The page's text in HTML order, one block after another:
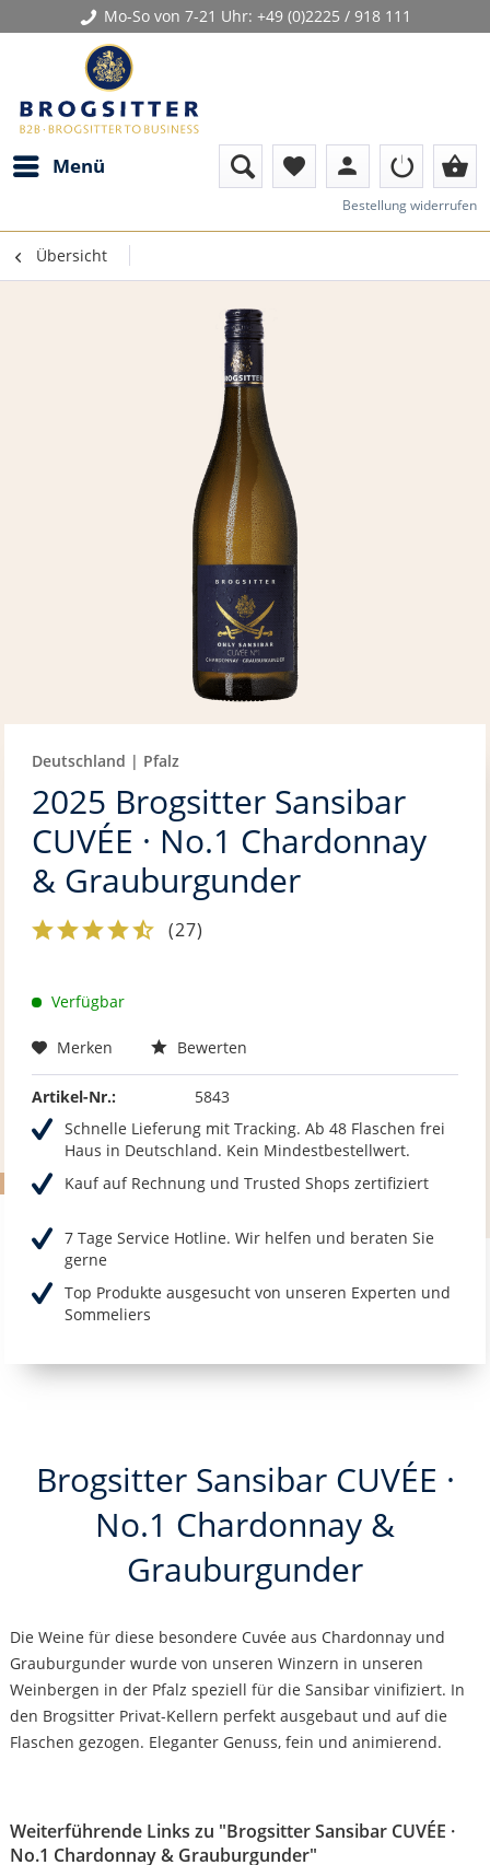
Mo-So von 7-21 Uhr: +49 (0)2225 / 918 111
Menü favorite person shopping_basket
Bestellung widerrufen
Übersicht
Deutschland | Pfalz
2025 Brogsitter Sansibar
CUVÉE · No.1 Chardonnay
& Grauburgunder
(27)
Verfügbar
Merken Bewerten
Artikel-Nr.:
5843
Schnelle Lieferung mit Tracking. Ab 48 Flaschen frei
Haus in Deutschland. Kein Mindestbestellwert.
Kauf auf Rechnung und Trusted Shops zertifiziert
7 Tage Service Hotline. Wir helfen und beraten Sie
gerne
Top Produkte ausgesucht von unseren Experten und
Sommeliers
Brogsitter Sansibar CUVÉE ·
No.1 Chardonnay &
Grauburgunder
Die Weine für diese besondere Cuvée aus Chardonnay und
Grauburgunder wurde von unseren Winzern in unseren
Weinbergen in der Pfalz speziell für die Sansibar vinifiziert. In
den Brogsitter Privat-Kellern perfekt ausgebaut und auf die
Flaschen gezogen. Eleganter Genuss, fein und animierend.
Weiterführende Links zu "Brogsitter Sansibar CUVÉE ·
No.1 Chardonnay & Grauburgunder"